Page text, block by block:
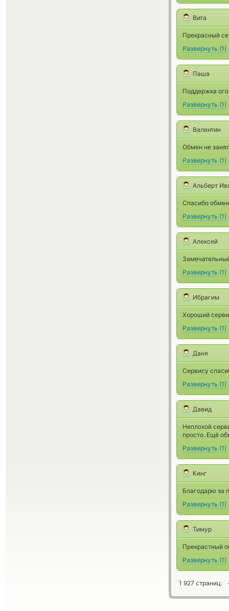
Вита
Прекрасный
Развернуть (1)
Паша
Поддержка
Развернуть (1)
Валентин
Обмен не
Развернуть (1)
Альберт
Спасибо
Развернуть (1)
Алексей
Развернуть (1)
Ибрагим
Хороший
Развернуть (1)
Даня
Сервису
Развернуть (1)
Давид
Неплохой
просто. Ещё
Развернуть (1)
Кинг
Благодарю за
Развернуть (1)
Тимур
Прекрастный
Развернуть (1)
1 927 страниц: